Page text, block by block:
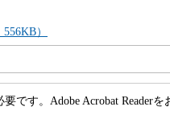
）
です。Adobe Acrobat Reader